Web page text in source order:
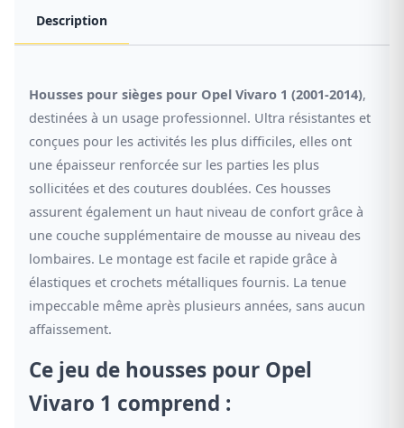
Description
Housses pour sièges pour Opel Vivaro 1 (2001-2014),
destinées à un usage professionnel. Ultra résistantes et
conçues pour les activités les plus difficiles, elles ont
une épaisseur renforcée sur les parties les plus
sollicitées et des coutures doublées. Ces housses
assurent également un haut niveau de confort grâce à
une couche supplémentaire de mousse au niveau des
lombaires. Le montage est facile et rapide grâce à
élastiques et crochets métalliques fournis. La tenue
impeccable même après plusieurs années, sans aucun
affaissement.
Ce jeu de housses pour Opel
Vivaro 1 comprend :